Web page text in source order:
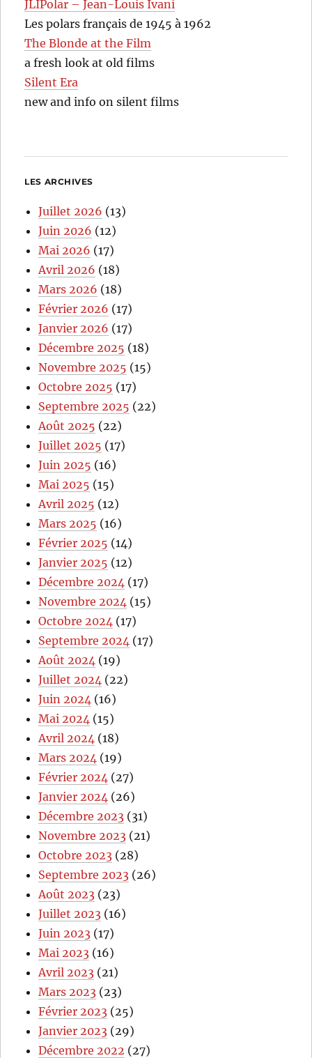
JLIPolar – Jean-Louis Ivani
Les polars français de 1945 à 1962
The Blonde at the Film
a fresh look at old films
Silent Era
new and info on silent films
LES ARCHIVES
Juillet 2026 (13)
Juin 2026 (12)
Mai 2026 (17)
Avril 2026 (18)
Mars 2026 (18)
Février 2026 (17)
Janvier 2026 (17)
Décembre 2025 (18)
Novembre 2025 (15)
Octobre 2025 (17)
Septembre 2025 (22)
Août 2025 (22)
Juillet 2025 (17)
Juin 2025 (16)
Mai 2025 (15)
Avril 2025 (12)
Mars 2025 (16)
Février 2025 (14)
Janvier 2025 (12)
Décembre 2024 (17)
Novembre 2024 (15)
Octobre 2024 (17)
Septembre 2024 (17)
Août 2024 (19)
Juillet 2024 (22)
Juin 2024 (16)
Mai 2024 (15)
Avril 2024 (18)
Mars 2024 (19)
Février 2024 (27)
Janvier 2024 (26)
Décembre 2023 (31)
Novembre 2023 (21)
Octobre 2023 (28)
Septembre 2023 (26)
Août 2023 (23)
Juillet 2023 (16)
Juin 2023 (17)
Mai 2023 (16)
Avril 2023 (21)
Mars 2023 (23)
Février 2023 (25)
Janvier 2023 (29)
Décembre 2022 (27)